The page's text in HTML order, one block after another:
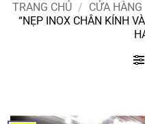
TRANG CHỦ / CỬA HÀNG
“NẸP INOX CHÂN KÍNH